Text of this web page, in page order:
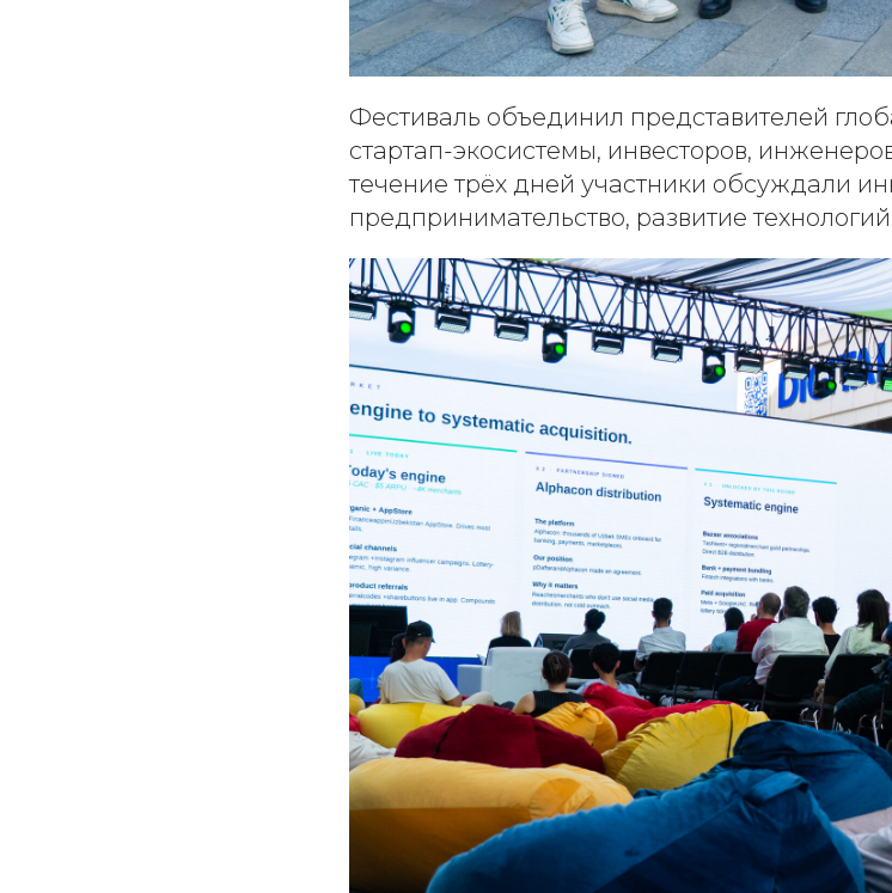
Фестиваль объединил представителей
стартап-экосистемы, инвесторов,
течение трёх дней участники обсуждали
предпринимательство, развитие